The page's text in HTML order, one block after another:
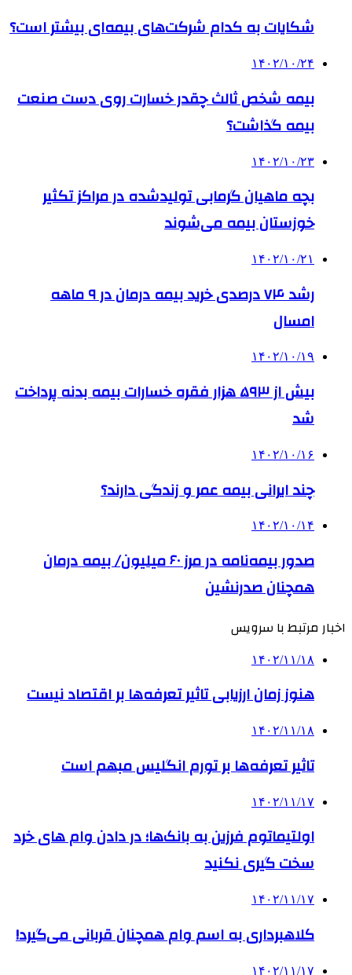
شکایات به کدام شرکت‌های بیمه‌ای بیشتر است؟
۱۴۰۲/۱۰/۲۴
بیمه‌ شخص ثالث چقدر خسارت روی دست صنعت
بیمه گذاشت؟
۱۴۰۲/۱۰/۲۳
بچه ماهیان گرمابی تولیدشده در مراکز تکثیر
خوزستان بیمه می‌شوند
۱۴۰۲/۱۰/۲۱
رشد ۷۴ درصدی خرید بیمه درمان در ۹ ماهه
امسال
۱۴۰۲/۱۰/۱۹
بیش از ۵۹۳ هزار فقره خسارات بیمه بدنه پرداخت
شد
۱۴۰۲/۱۰/۱۶
چند ایرانی بیمه عمر و زندگی دارند؟
۱۴۰۲/۱۰/۱۴
صدور بیمه‌نامه در مرز ۶۰ میلیون/ بیمه درمان
همچنان صدرنشین
اخبار مرتبط با سرویس
۱۴۰۲/۱۱/۱۸
هنوز زمان ارزیابی تاثیر تعرفه‌ها بر اقتصاد نیست
۱۴۰۲/۱۱/۱۸
تاثیر تعرفه‎‌ها بر تورم انگلیس مبهم است
۱۴۰۲/۱۱/۱۷
اولتیماتوم فرزین به بانک‌ها؛ در دادن وام های خرد
سخت گیری نکنید
۱۴۰۲/۱۱/۱۷
کلاهبرداری به اسم وام‌ همچنان قربانی می‌گیرد!
۱۴۰۲/۱۱/۱۷